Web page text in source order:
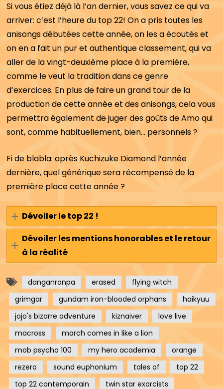
Si vous étiez déjà là l’an dernier, vous savez ce qui va
arriver: c’est l’heure du top 22! On a pris toutes les
anisongs débutées cette année, on les a écoutés et
on en a fait un pur et authentique classement, qui va
aller de la vingt-deuxième place à la première,
comme le veut la tradition dans ce genre
d’exercices. En plus de faire un grand tour de la
production de cette année et des anisongs, cela vous
permettra également de juger des goûts de Amo qui
sont, comme habituellement, bien… personnels ?
Fi de blabla: après Kuchizuke Diamond l’année
dernière, quel générique sera récompensé de la
première place cette année ?
Dévoiler le top 22 !
Dévoiler les mentions honorables et le retour
à la réalité
danganronpa erased
flying witch
grimgar
gundam iron-blooded orphans
haikyuu
jojo's bizarre adventure
kiznaiver
love live
macross
march comes in like a lion
mob psycho 100
my hero academia
orange
rezero
sound euphonium tales of
top 22
top 22 contemporain
twin star exorcists